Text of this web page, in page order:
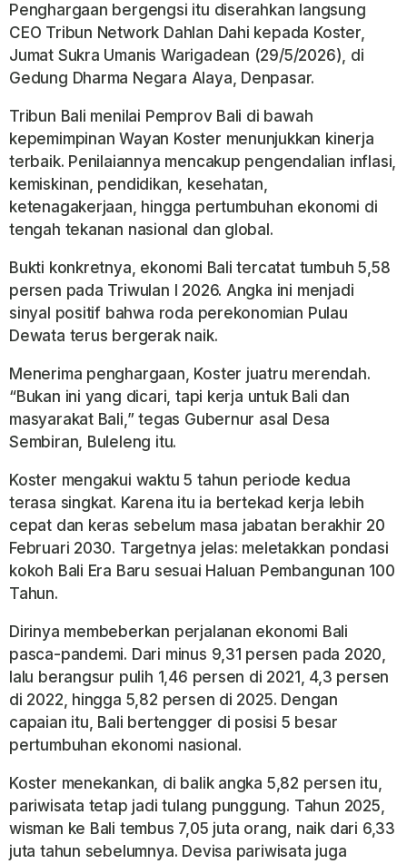
Penghargaan bergengsi itu diserahkan langsung
CEO Tribun Network Dahlan Dahi kepada Koster,
Jumat Sukra Umanis Warigadean (29/5/2026), di
Gedung Dharma Negara Alaya, Denpasar.
Tribun Bali menilai Pemprov Bali di bawah
kepemimpinan Wayan Koster menunjukkan kinerja
terbaik. Penilaiannya mencakup pengendalian inflasi,
kemiskinan, pendidikan, kesehatan,
ketenagakerjaan, hingga pertumbuhan ekonomi di
tengah tekanan nasional dan global.
Bukti konkretnya, ekonomi Bali tercatat tumbuh 5,58
persen pada Triwulan I 2026. Angka ini menjadi
sinyal positif bahwa roda perekonomian Pulau
Dewata terus bergerak naik.
Menerima penghargaan, Koster juatru merendah.
“Bukan ini yang dicari, tapi kerja untuk Bali dan
masyarakat Bali,” tegas Gubernur asal Desa
Sembiran, Buleleng itu.
Koster mengakui waktu 5 tahun periode kedua
terasa singkat. Karena itu ia bertekad kerja lebih
cepat dan keras sebelum masa jabatan berakhir 20
Februari 2030. Targetnya jelas: meletakkan pondasi
kokoh Bali Era Baru sesuai Haluan Pembangunan 100
Tahun.
Dirinya membeberkan perjalanan ekonomi Bali
pasca-pandemi. Dari minus 9,31 persen pada 2020,
lalu berangsur pulih 1,46 persen di 2021, 4,3 persen
di 2022, hingga 5,82 persen di 2025. Dengan
capaian itu, Bali bertengger di posisi 5 besar
pertumbuhan ekonomi nasional.
Koster menekankan, di balik angka 5,82 persen itu,
pariwisata tetap jadi tulang punggung. Tahun 2025,
wisman ke Bali tembus 7,05 juta orang, naik dari 6,33
juta tahun sebelumnya. Devisa pariwisata juga